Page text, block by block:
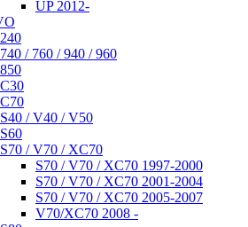
UP 2012-
240
740 / 760 / 940 / 960
850
C30
C70
S40 / V40 / V50
S60
S70 / V70 / XC70
S70 / V70 / XC70 1997-2000
S70 / V70 / XC70 2001-2004
S70 / V70 / XC70 2005-2007
V70/XC70 2008 -